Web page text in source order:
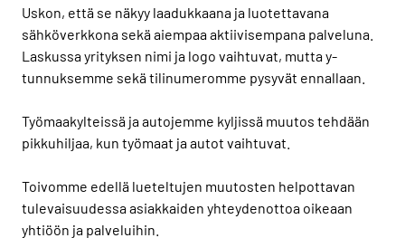
Uskon, että se näkyy laadukkaana ja luotettavana
sähköverkkona sekä aiempaa aktiivisempana palveluna.
Laskussa yrityksen nimi ja logo vaihtuvat, mutta y-
tunnuksemme sekä tilinumeromme pysyvät ennallaan.
Työmaakylteissä ja autojemme kyljissä muutos tehdään
pikkuhiljaa, kun työmaat ja autot vaihtuvat.
Toivomme edellä lueteltujen muutosten helpottavan
tulevaisuudessa asiakkaiden yhteydenottoa oikeaan
yhtiöön ja palveluihin.